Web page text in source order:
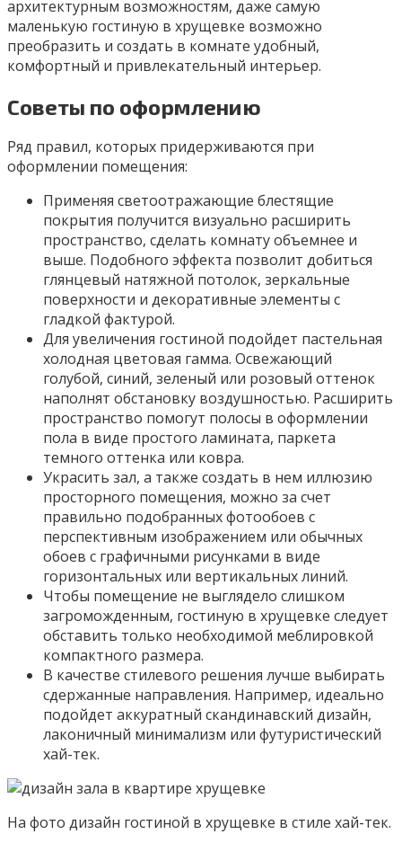
архитектурным возможностям, даже самую
маленькую гостиную в хрущевке возможно
преобразить и создать в комнате удобный,
комфортный и привлекательный интерьер.
Советы по оформлению
Ряд правил, которых придерживаются при
оформлении помещения:
Применяя светоотражающие блестящие
покрытия получится визуально расширить
пространство, сделать комнату объемнее и
выше. Подобного эффекта позволит добиться
глянцевый натяжной потолок, зеркальные
поверхности и декоративные элементы с
гладкой фактурой.
Для увеличения гостиной подойдет пастельная
холодная цветовая гамма. Освежающий
голубой, синий, зеленый или розовый оттенок
наполнят обстановку воздушностью. Расширить
пространство помогут полосы в оформлении
пола в виде простого ламината, паркета
темного оттенка или ковра.
Украсить зал, а также создать в нем иллюзию
просторного помещения, можно за счет
правильно подобранных фотообоев с
перспективным изображением или обычных
обоев с графичными рисунками в виде
горизонтальных или вертикальных линий.
Чтобы помещение не выглядело слишком
загроможденным, гостиную в хрущевке следует
обставить только необходимой меблировкой
компактного размера.
В качестве стилевого решения лучше выбирать
сдержанные направления. Например, идеально
подойдет аккуратный скандинавский дизайн,
лаконичный минимализм или футуристический
хай-тек.
На фото дизайн гостиной в хрущевке в стиле хай-тек.